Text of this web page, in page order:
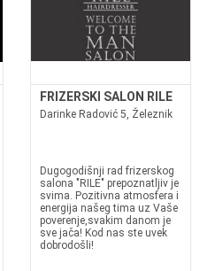
FRIZERSKI SALON RILE
Darinke Radović 5, Železnik
Dugogodišnji rad frizerskog
salona "RILE" prepoznatljiv je
svima. Pozitivna atmosfera i
energija našeg tima uz Vaše
poverenje,svakim danom je
sve jača! Kod nas ste uvek
dobrodošli!